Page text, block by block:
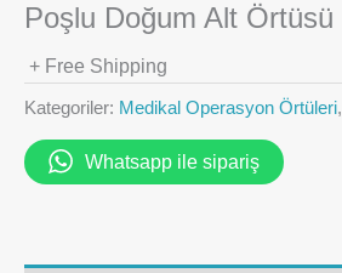
Poşlu Doğum Alt Örtüsü
+ Free Shipping
Kategoriler: Medikal Operasyon Örtüleri,
Whatsapp ile sipariş